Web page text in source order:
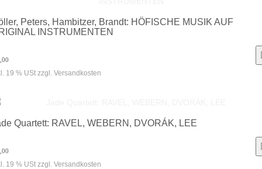
Peters, Hambitzer, Brandt: HÖFISCHE MUSIK AUF
INSTRUMENTEN
19 % USt zzgl. Versandkosten
Quartett: RAVEL, WEBERN, DVORÁK, LEE
19 % USt zzgl. Versandkosten